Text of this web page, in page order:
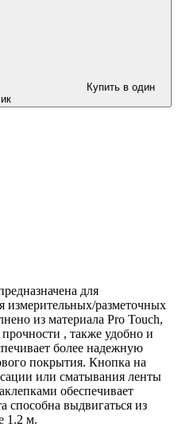
Купить в один
для
измерительных/разметочных
из материала Pro Touch,
, также удобно и
более надежную
покрытия. Кнопка на
или сматывания ленты
обеспечивает
способна выдвигаться из
1.2 м.